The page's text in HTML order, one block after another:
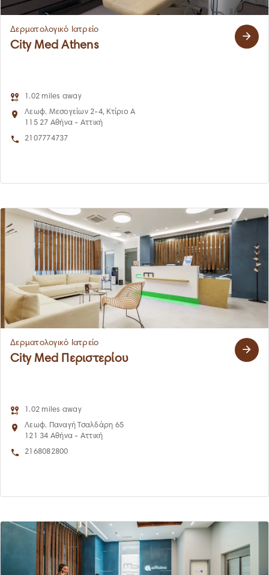
Δερματολογικό Ιατρείο
City Med Athens
1.02 miles away
Λεωφ. Μεσογείων 2-4, Κτίριο Α
115 27 Αθήνα - Αττική
2107774737
Δερματολογικό Ιατρείο
City Med Περιστερίου
1.02 miles away
Λεωφ. Παναγή Τσαλδάρη 65
121 34 Αθήνα - Αττική
2168082800